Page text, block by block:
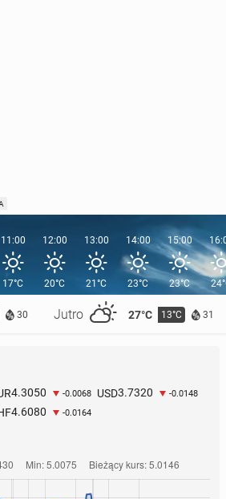
30 Jutro 27°C 13°C 31
11:00
17°C
12:00
20°C
13:00
21°C
14:00
23°C
15:00
23°C
4.3050 -0.0068 USD3.7320 -0.0148
4.6080 -0.0164